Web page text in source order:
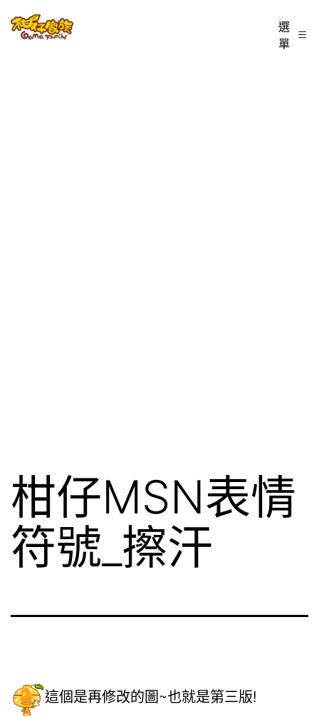
至柑
選
單
柑仔MSN表情
符號_擦汗
這個是再修改的圖~也就是第三版!